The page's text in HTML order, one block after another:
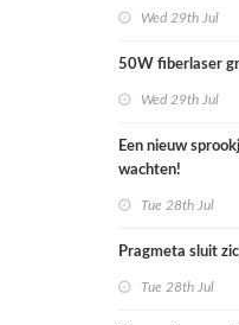
Wed 29th Jul
50W fiberlaser
Wed 29th Jul
Een nieuw
wachten!
Tue 28th Jul
Pragmeta sluit
Tue 28th Jul